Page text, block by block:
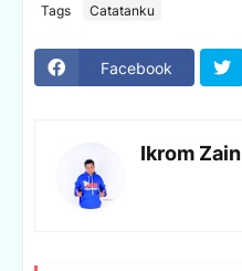
Tags Catatanku
Facebook
Ikrom Zain